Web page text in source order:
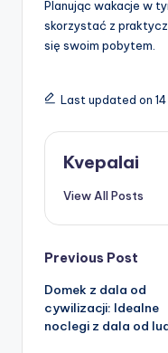
Planując wakacje w
skorzystać z
się swoim pobytem.
Last updated on
Kvepalai
View All Posts
Post
Previous Post
Domek z dala od
cywilizacji: Idealne
noclegi z dala od